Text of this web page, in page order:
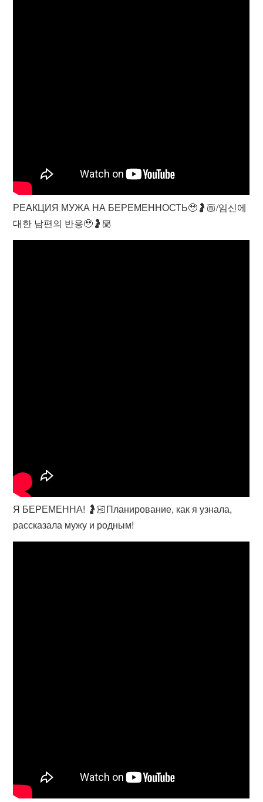
РЕАКЦИЯ МУЖА НА БЕРЕМЕННОСТЬ🥹🤰🏼/임신에
대한 남편의 반응🥹🤰🏼
Я БЕРЕМЕННА! 🤰🏻Планирование, как я узнала,
рассказала мужу и родным!